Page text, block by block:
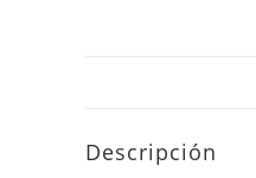
Descripción